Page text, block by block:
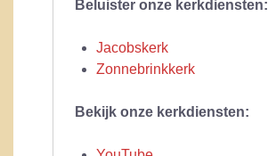
Beluister onze kerkdiensten:
Jacobskerk
Zonnebrinkkerk
Bekijk onze kerkdiensten: